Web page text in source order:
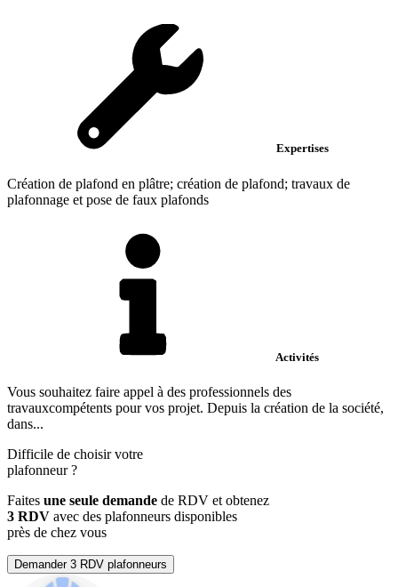
Expertises
Création de plafond en plâtre; création de plafond; travaux de
plafonnage et pose de faux plafonds
Activités
Vous souhaitez faire appel à des professionnels des
travauxcompétents pour vos projet. Depuis la création de la société,
dans...
Difficile de choisir votre
plafonneur?
Faites une seule demande de RDV et obtenez
3 RDV avec des plafonneurs disponibles
près de chez vous
Demander 3 RDV plafonneurs